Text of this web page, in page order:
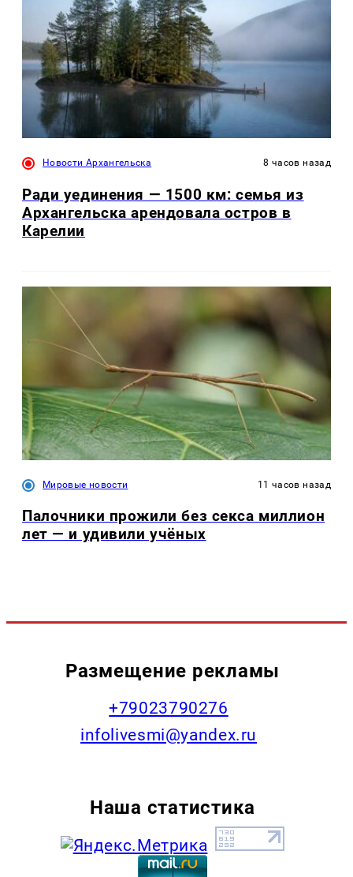
Новости Архангельска 8 часов назад
Ради уединения — 1500 км: семья из
Архангельска арендовала остров в
Карелии
Мировые новости 11 часов назад
Палочники прожили без секса миллион
лет — и удивили учёных
Размещение рекламы
+79023790276
infolivesmi@yandex.ru
Наша статистика